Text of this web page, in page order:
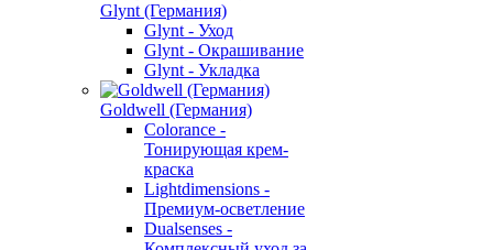
Glynt (Германия)
Glynt - Уход
Glynt - Окрашивание
Glynt - Укладка
Goldwell (Германия)
Colorance -
Тонирующая крем-
краска
Lightdimensions -
Премиум-осветление
Dualsenses -